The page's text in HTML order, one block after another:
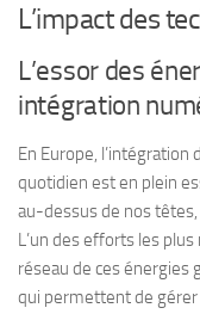
L’impact des
L’essor des
intégration
En Europe, l’intégration
quotidien est en plein
au-dessus de nos
L’un des efforts les
réseau de ces énergies
qui permettent de